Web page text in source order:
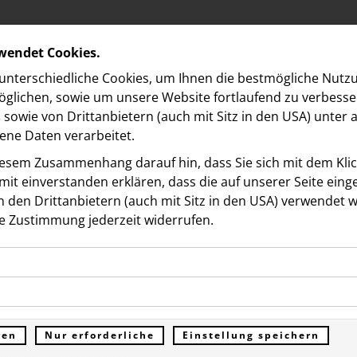
Post AG
Österreichische
Design-Kollaboration für
Cookies.
Cookies, um Ihnen die best­mögliche
sowie um unsere Website fortlaufend zu
von Drittanbietern (auch mit Sitz in den USA) unter
Daten verarbeitet.
Zusammenhang darauf hin, dass Sie sich mit dem
ein­ver­standen erklären, dass die auf unserer Seite
den Drittanbietern (auch mit Sitz in den USA) verwendet
Zustimmung jederzeit widerrufen.
ermöglichen grundlegende Funktionen und sind für
der Website erforderlich. Diese Cookies
Daten und werden an keine Dritten übermittelt.
erfassen Informationen anonym. Diese Informationen
unsere Besucher unsere Website nutzen.
Nur erforderliche Einstellung speichern